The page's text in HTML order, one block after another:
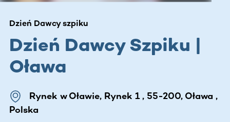
Dzień Dawcy szpiku
Dzień Dawcy Szpiku |
Oława
Rynek w Oławie, Rynek 1 , 55-200, Oława ,
Polska